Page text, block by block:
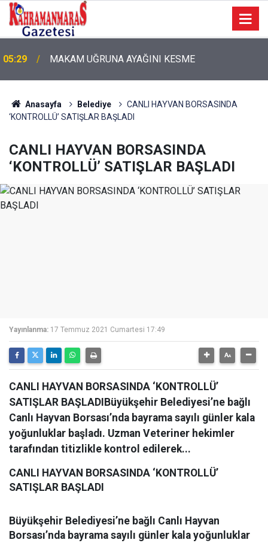
05:29 MAKAM UĞRUNA AYAĞINI KESME
Anasayfa Belediye
CANLI HAYVAN BORSASINDA
‘KONTROLLÜ’ SATIŞLAR BAŞLADI
CANLI HAYVAN BORSASINDA
‘KONTROLLÜ’ SATIŞLAR BAŞLADI
Yayınlanma: 17 Temmuz 2021 Cumartesi 17:49
CANLI HAYVAN BORSASINDA ‘KONTROLLÜ’
SATIŞLAR BAŞLADIBüyükşehir Belediyesi’ne bağlı
Canlı Hayvan Borsası’nda bayrama sayılı günler kala
yoğunluklar başladı. Uzman Veteriner hekimler
tarafından titizlikle kontrol edilerek...
CANLI HAYVAN BORSASINDA ‘KONTROLLÜ’
SATIŞLAR BAŞLADI
Büyükşehir Belediyesi’ne bağlı Canlı Hayvan
Borsası’nda bayrama sayılı günler kala yoğunluklar